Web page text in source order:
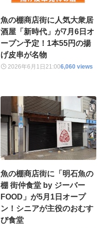
魚の棚商店街に人気大衆居
酒屋「新時代」が7月6日オ
ープン予定！1本55円の揚
げ皮串が名物
2026年6月1日21:006,060 views
魚の棚商店街に「明石魚の
棚 街仲食堂 by ジーバー
FOOD」が5月1日オープ
ン！シニアが主役のおむす
び食堂